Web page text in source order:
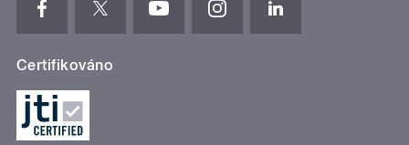
Certifikováno